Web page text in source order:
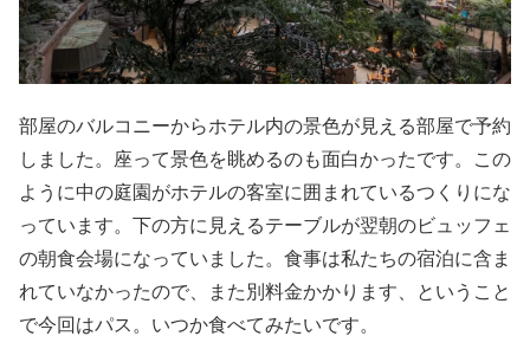
部屋のバルコニーからホテル内の景色が見える部屋で予約
しました。座って景色を眺めるのも面白かったです。この
ように中の庭園がホテルの客室に囲まれているつくりにな
っています。下の方に見えるテーブルが翌朝のビュッフェ
の朝食会場になっていました。食事は私たちの宿泊に含ま
れていなかったので、また別料金かかります、ということ
で今回はパス。いつか食べてみたいです。